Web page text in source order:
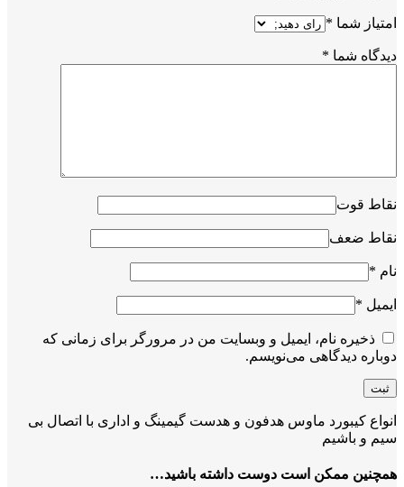
امتیاز شما *
دیدگاه شما *
نقاط قوت
نقاط ضعف
نام *
ایمیل *
ذخیره نام، ایمیل و وبسایت من در مرورگر برای زمانی که
دوباره دیدگاهی می‌نویسم.
انواع کیبورد ماوس هدفون و هدست گیمینگ و اداری با اتصال بی
سیم و باشیم
همچنین ممکن است دوست داشته باشید…